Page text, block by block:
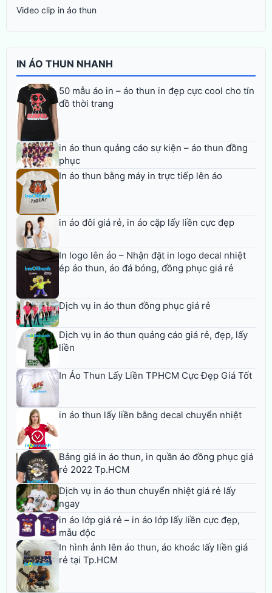
Video clip in áo thun
IN ÁO THUN NHANH
50 mẫu áo in – áo thun in đẹp cực cool cho tín
đồ thời trang
in áo thun quảng cáo sự kiện – áo thun đồng
phục
In áo thun bằng máy in trực tiếp lên áo
in áo đôi giá rẻ, in áo cặp lấy liền cực đẹp
In logo lên áo – Nhận đặt in logo decal nhiệt
ép áo thun, áo đá bóng, đồng phục giá rẻ
Dịch vụ in áo thun đồng phục giá rẻ
Dịch vụ in áo thun quảng cáo giá rẻ, đẹp, lấy
liền
In Áo Thun Lấy Liền TPHCM Cực Đẹp Giá Tốt
in áo thun lấy liền bằng decal chuyển nhiệt
Bảng giá in áo thun, in quần áo đồng phục giá
rẻ 2022 Tp.HCM
Dịch vụ in áo thun chuyển nhiệt giá rẻ lấy
ngay
in áo lớp giá rẻ – in áo lớp lấy liền cực đẹp,
mẫu độc
In hình ảnh lên áo thun, áo khoác lấy liền giá
rẻ tại Tp.HCM